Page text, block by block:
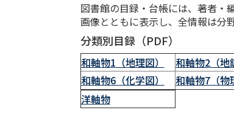
図書館の目録・台帳には、著者・
画像とともに表示し、全情報は分
分類別目録（PDF）
和軸物1（地理図） 和軸物2（地
和軸物6（化学図）
和軸物7（物
洋軸物